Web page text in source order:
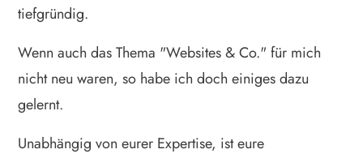
tiefgründig.
Wenn auch das Thema "Websites & Co." für mich
nicht neu waren, so habe ich doch einiges dazu
gelernt.
Unabhängig von eurer Expertise, ist eure